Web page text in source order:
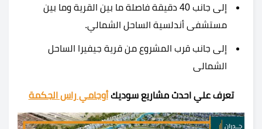
إلى جانب 40 دقيقة فاصلة ما بين القرية وما بين
مستشفى أندلسية الساحل الشمالي.
إلى جانب قرب المشروع من قرية جيفيرا الساحل
الشمالى
تعرف علي احدث مشاريع سوديكأوجامي راس الجكمة